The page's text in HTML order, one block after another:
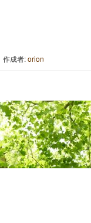
作成者:orion